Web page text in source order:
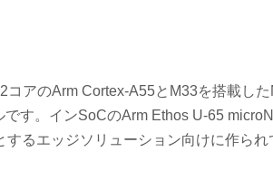
コアのArm Cortex-A55とM33を搭載し
です。インSoCのArm Ethos U-65
するエッジソリューション向けに作られ